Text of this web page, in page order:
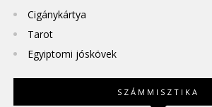
Cigánykártya
Tarot
Egyiptomi jóskövek
SZÁMMISZTIKA